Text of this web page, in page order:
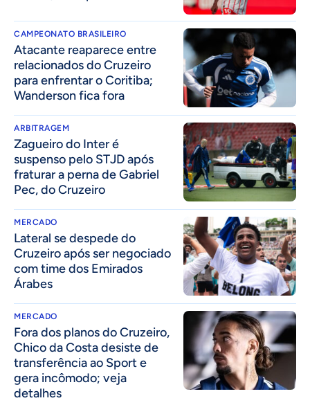
CAMPEONATO BRASILEIRO
Atacante reaparece entre
relacionados do Cruzeiro
para enfrentar o Coritiba;
Wanderson fica fora
ARBITRAGEM
Zagueiro do Inter é
suspenso pelo STJD após
fraturar a perna de Gabriel
Pec, do Cruzeiro
MERCADO
Lateral se despede do
Cruzeiro após ser negociado
com time dos Emirados
Árabes
MERCADO
Fora dos planos do Cruzeiro,
Chico da Costa desiste de
transferência ao Sport e
gera incômodo; veja
detalhes